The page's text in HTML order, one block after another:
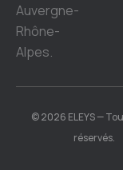
Auvergne-
Rhône-
Alpes.
© 2026 ELEYS —
réservés.